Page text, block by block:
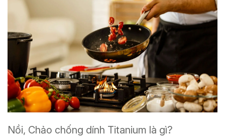
Nồi, Chảo chống dính Titanium là gì?